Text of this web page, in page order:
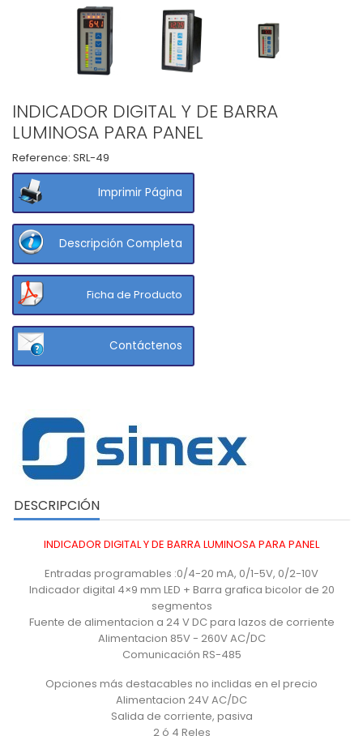
INDICADOR DIGITAL Y DE BARRA
LUMINOSA PARA PANEL
Reference: SRL-49
Imprimir Página
Descripción Completa
Ficha de Producto
Contáctenos
DESCRIPCIÓN
INDICADOR DIGITAL Y DE BARRA LUMINOSA PARA PANEL
Entradas programables :0/4-20 mA, 0/1-5V, 0/2-10V
Indicador digital 4×9 mm LED + Barra grafica bicolor de 20
segmentos
Fuente de alimentacion a 24 V DC para lazos de corriente
Alimentacion 85V - 260V AC/DC
Comunicación RS-485
Opciones más destacables no inclidas en el precio
Alimentacion 24V AC/DC
Salida de corriente, pasiva
2 ó 4 Reles